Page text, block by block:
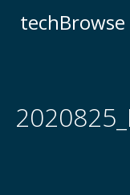
techBrowse